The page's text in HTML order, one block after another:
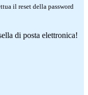
il reset della password
di posta elettronica!